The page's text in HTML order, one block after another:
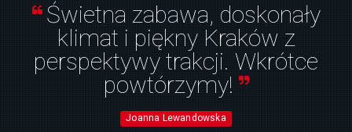
Świetna zabawa, doskonały
klimat i piękny Kraków z
perspektywy trakcji. Wkrótce
powtórzymy!
Joanna Lewandowska